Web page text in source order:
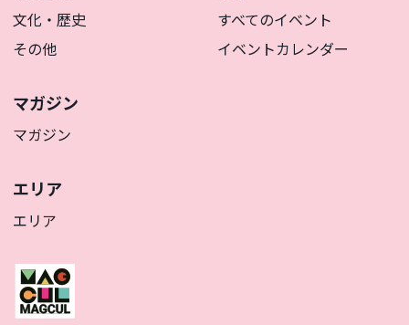
文化・歴史
その他
すべてのイベント
イベントカレンダー
マガジン
マガジン
エリア
エリア